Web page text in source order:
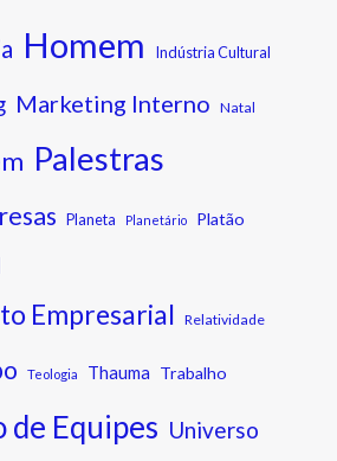
Homem Indústria Cultural
Marketing Interno Natal
Palestras
Planeta Planetário Platão
Empresarial Relatividade
Teologia Thauma Trabalho
Equipes Universo